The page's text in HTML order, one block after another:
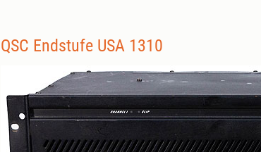
QSC Endstufe USA 1310